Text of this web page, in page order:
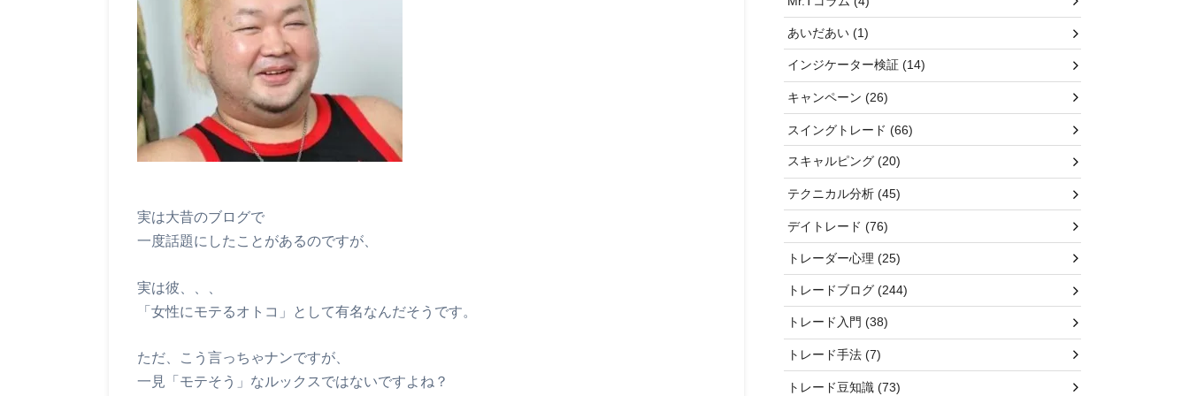
実は大昔のブログで
一度話題にしたことがあるのですが、
実は彼、、、
「女性にモテるオトコ」として有名なんだそうです。
ただ、こう言っちゃナンですが、
一見「モテそう」なルックスではないですよね？
あいだあい(1)
インジケーター検証(14)
キャンペーン(26)
スイングトレード(66)
スキャルピング(20)
テクニカル分析(45)
デイトレード(76)
トレーダー心理(25)
トレードブログ(244)
トレード入門(38)
トレード手法(7)
トレード豆知識(73)